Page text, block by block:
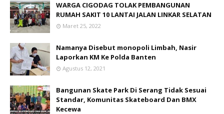
WARGA CIGODAG TOLAK PEMBANGUNAN
RUMAH SAKIT 10 LANTAI JALAN LINKAR SELATAN
Maret 25, 2022
Namanya Disebut monopoli Limbah, Nasir
Laporkan KM Ke Polda Banten
Agustus 12, 2021
Bangunan Skate Park Di Serang Tidak Sesuai
Standar, Komunitas Skateboard Dan BMX
Kecewa